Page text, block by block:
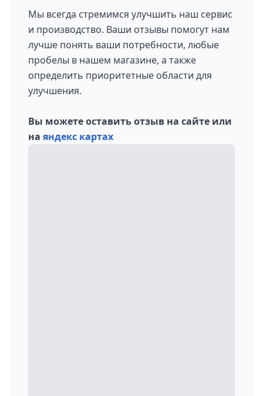
Мы всегда стремимся улучшить наш сервис
и производство. Ваши отзывы помогут нам
лучше понять ваши потребности, любые
пробелы в нашем магазине, а также
определить приоритетные области для
улучшения.
Вы можете оставить отзыв на сайте или
на яндекс картах